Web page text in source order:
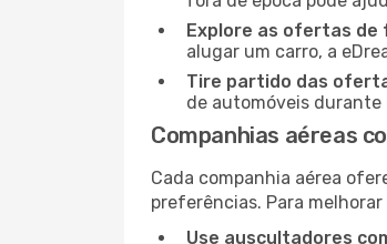
Explore as ofertas de
alugar um carro, a
Tire partido das
de automóveis
Companhias aéreas
Cada companhia aérea
preferências. Para
Use auscultadores